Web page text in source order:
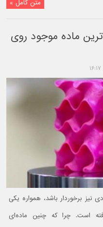
متن کامل »
ماده موجود روی
نیز برخوردار باشد، همواره یکی
است. چرا که چنین ماده‌ای